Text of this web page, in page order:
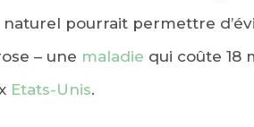
pourrait permettre
– une maladie qui coûte 18
Etats-Unis.